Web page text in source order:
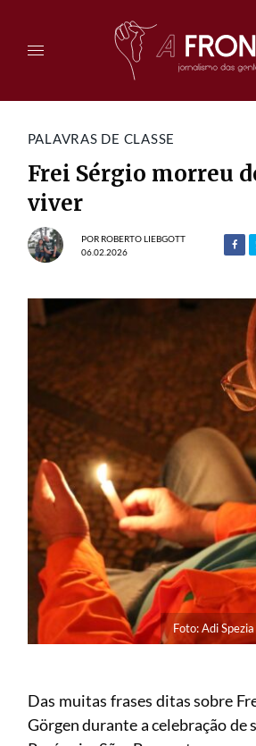
PALAVRAS DE CLASSE
Frei Sérgio morreu
viver
POR ROBERTO LIEBGOTT
06.02.2026
Foto: Adi
Das muitas frases ditas sobre
Görgen durante a celebração de